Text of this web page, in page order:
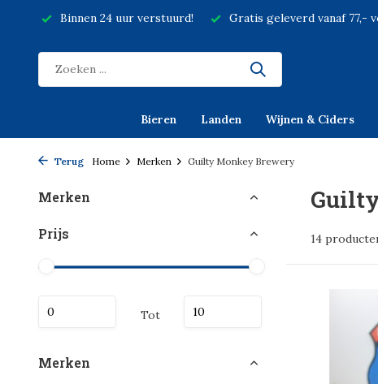
Binnen 24 uur verstuurd! Gratis geleverd vanaf 77,-
Bieren Landen Wijnen & Ciders
Terug Home Merken Guilty Monkey Brewery
Merken
Prijs
Tot
Merken
14